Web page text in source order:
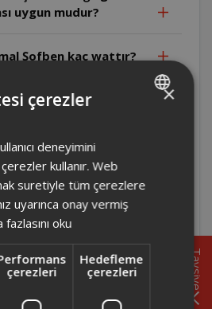
uygun mudur?
Şofben kaç wattır?
Şofben mutfak
mudur?
şofben ürününde
karşı üründe ne tür bir
cihazın zarar görmesi
Tavsiye
×
çerezler
deneyimini
kullanır. Web
suretiyle tüm çerezlere
uyarınca onay vermiş
fazlasını oku
çerezleri
Hedefleme
çerezleri